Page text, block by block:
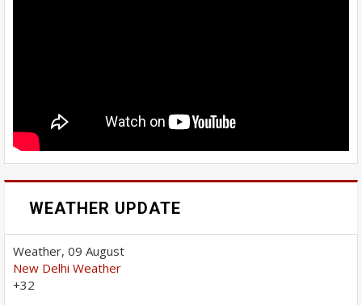
WEATHER UPDATE
Weather, 09 August
New Delhi Weather
+32